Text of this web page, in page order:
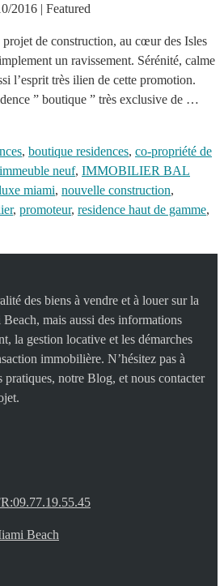
2016 | Featured
de construction, au cœur des Isles
un ravissement. Sérénité, calme
l’esprit très ilien de cette promotion.
” boutique ” très exclusive de …
, boutique residences, co-propriété de
immeuble neuf, IMMOBILIER BAL
miami, nouvelle construction,
, promoteur, residence haut de gamme,
des biens à vendre et à louer sur la
mais aussi des informations
la gestion locative et les démarches
immobilière. N’hésitez pas à
notre Blog, et nous contacter
Beach